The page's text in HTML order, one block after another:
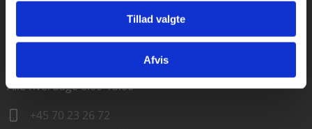
Tillad valgte
Afvis
Kontakt teknisk support
Alle hverdage 8.00-15.00
+45 70 23 26 72
Gå til praxisOnline